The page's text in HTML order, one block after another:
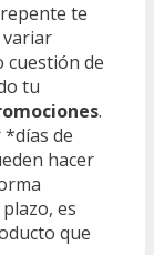
te
variar
cuestión de
tu
.
de
hacer
es
que